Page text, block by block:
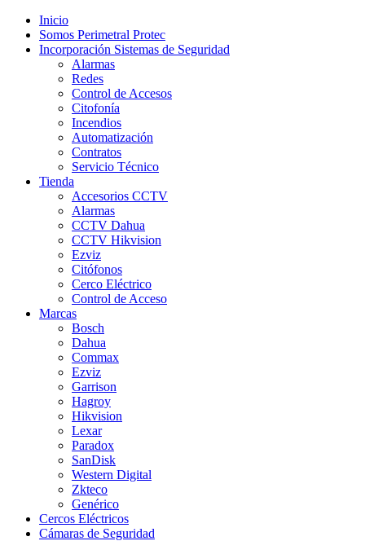
Inicio
Somos Perimetral Protec
Incorporación Sistemas de Seguridad
Alarmas
Redes
Control de Accesos
Citofonía
Incendios
Automatización
Contratos
Servicio Técnico
Tienda
Accesorios CCTV
Alarmas
CCTV Dahua
CCTV Hikvision
Ezviz
Citófonos
Cerco Eléctrico
Control de Acceso
Marcas
Bosch
Dahua
Commax
Ezviz
Garrison
Hagroy
Hikvision
Lexar
Paradox
SanDisk
Western Digital
Zkteco
Genérico
Cercos Eléctricos
Cámaras de Seguridad